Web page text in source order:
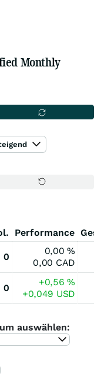
Monthly
Performance
0
0,00%
0,00 CAD
0
+0,56%
+0,049 USD
auswählen: